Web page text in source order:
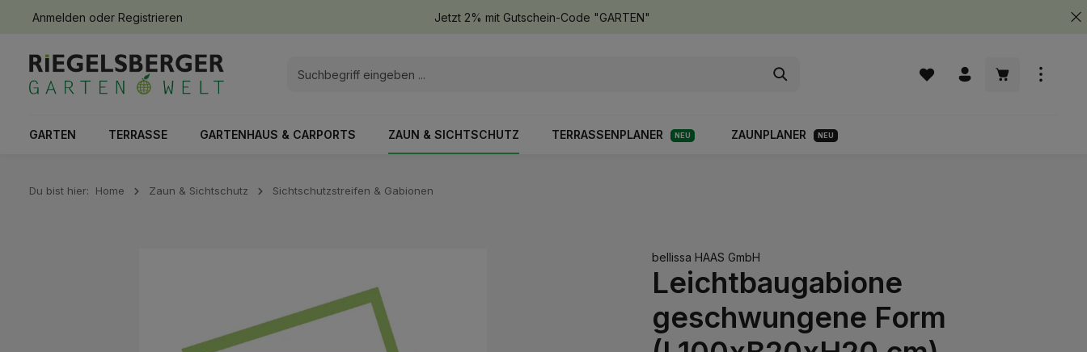
Zur Hauptnavigation springen
Anmelden oder Registrieren Jetzt 2% mit Gutschein-Code "GARTEN"
Warenkorb
GARTEN TERRASSE GARTENHAUS & CARPORTS ZAUN & SICHTSCHUTZ TERRASSENPLANER NEU ZAUNPLANER NEU
Du bist hier: Home Zaun & Sichtschutz Sichtschutzstreifen & Gabionen
bellissa HAAS GmbH
Leichtbaugabione
geschwungene Form